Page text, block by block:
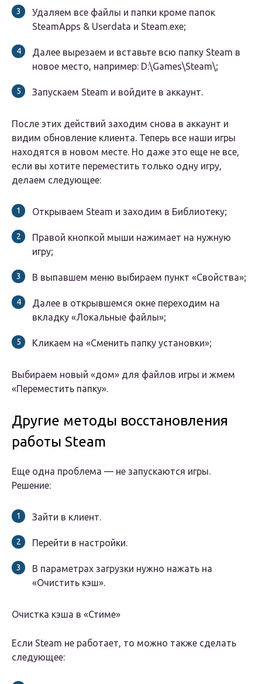
Удаляем все файлы и папки кроме папок
SteamApps & Userdata и Steam.exe;
Далее вырезаем и вставьте всю папку Steam в
новое место, например: D:\Games\Steam\;
Запускаем Steam и войдите в аккаунт.
После этих действий заходим снова в аккаунт и
видим обновление клиента. Теперь все наши игры
находятся в новом месте. Но даже это еще не все,
если вы хотите переместить только одну игру,
делаем следующее:
Открываем Steam и заходим в Библиотеку;
Правой кнопкой мыши нажимает на нужную
игру;
В выпавшем меню выбираем пункт «Свойства»;
Далее в открывшемся окне переходим на
вкладку «Локальные файлы»;
Кликаем на «Сменить папку установки»;
Выбираем новый «дом» для файлов игры и жмем
«Переместить папку».
Другие методы восстановления
работы Steam
Еще одна проблема — не запускаются игры.
Решение:
Зайти в клиент.
Перейти в настройки.
В параметрах загрузки нужно нажать на
«Очистить кэш».
Очистка кэша в «Стиме»
Если Steam не работает, то можно также сделать
следующее: